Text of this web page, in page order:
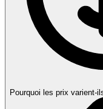
Pourquoi les prix varient-